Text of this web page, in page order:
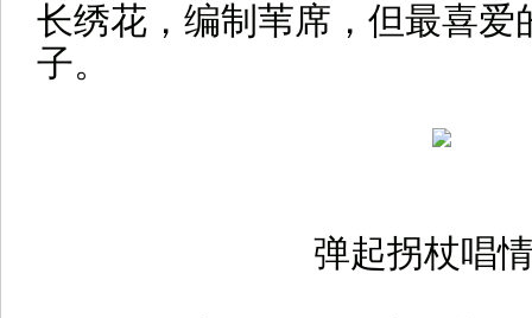
长绣花，编制苇席，但最喜爱
子。
弹起拐杖唱